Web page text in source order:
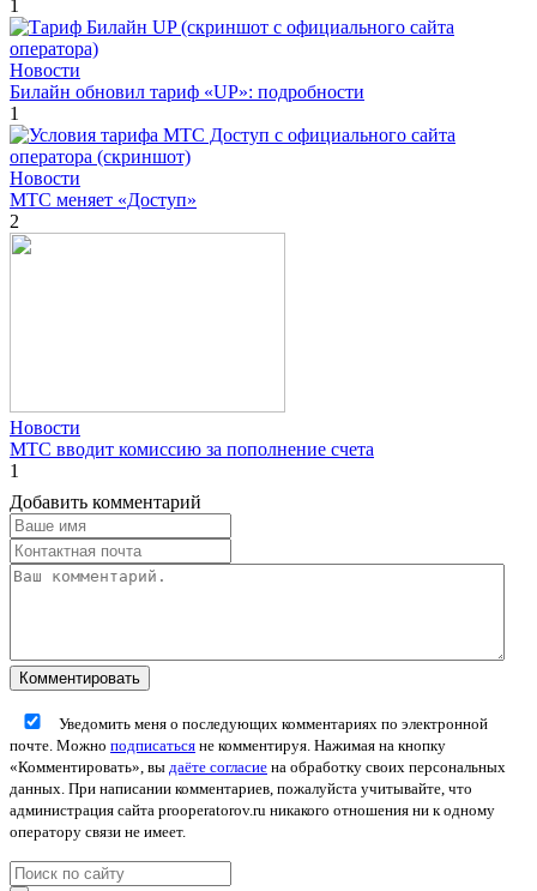
1
Новости
Билайн обновил тариф «UP»: подробности
1
Новости
МТС меняет «Доступ»
2
Новости
МТС вводит комиссию за пополнение счета
1
Добавить комментарий
Уведомить меня о последующих комментариях по электронной
почте. Можно подписаться не комментируя. Нажимая на кнопку
«Комментировать», вы даёте согласие на обработку своих персональных
данных. При написании комментариев, пожалуйста учитывайте, что
администрация сайта prooperatorov.ru никакого отношения ни к одному
оператору связи не имеет.